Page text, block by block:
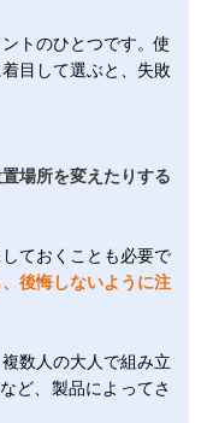
トのひとつです。使
目して選ぶと、失敗
場所を変えたりする
ておくことも必要で
後悔しないように注
数人の大人で組み立
ど、製品によってさ